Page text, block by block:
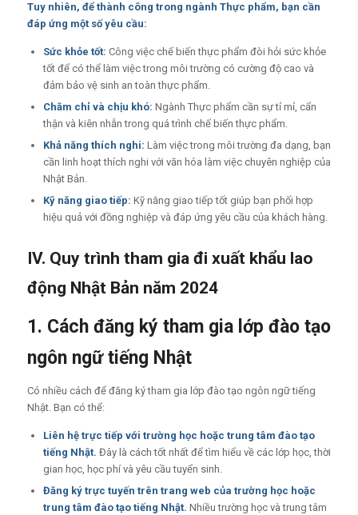
Tuy nhiên, để thành công trong ngành Thực phẩm, bạn cần
đáp ứng một số yêu cầu:
Sức khỏe tốt: Công việc chế biến thực phẩm đòi hỏi sức khỏe
tốt để có thể làm việc trong môi trường có cường độ cao và
đảm bảo vệ sinh an toàn thực phẩm.
Chăm chỉ và chịu khó: Ngành Thực phẩm cần sự tỉ mỉ, cẩn
thận và kiên nhẫn trong quá trình chế biến thực phẩm.
Khả năng thích nghi: Làm việc trong môi trường đa dạng, bạn
cần linh hoạt thích nghi với văn hóa làm việc chuyên nghiệp của
Nhật Bản.
Kỹ năng giao tiếp: Kỹ năng giao tiếp tốt giúp bạn phối hợp
hiệu quả với đồng nghiệp và đáp ứng yêu cầu của khách hàng.
IV. Quy trình tham gia đi xuất khẩu lao
động Nhật Bản năm 2024
1. Cách đăng ký tham gia lớp đào tạo
ngôn ngữ tiếng Nhật
Có nhiều cách để đăng ký tham gia lớp đào tạo ngôn ngữ tiếng
Nhật. Bạn có thể:
Liên hệ trực tiếp với trường học hoặc trung tâm đào tạo
tiếng Nhật. Đây là cách tốt nhất để tìm hiểu về các lớp học, thời
gian học, học phí và yêu cầu tuyển sinh.
Đăng ký trực tuyến trên trang web của trường học hoặc
trung tâm đào tạo tiếng Nhật. Nhiều trường học và trung tâm